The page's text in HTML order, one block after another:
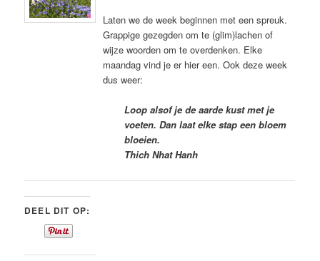
Laten we de week beginnen met een spreuk.
Grappige gezegden om te (glim)lachen of
wijze woorden om te overdenken. Elke
maandag vind je er hier een. Ook deze week
dus weer:
Loop alsof je de aarde kust met je
voeten. Dan laat elke stap een bloem
bloeien.
Thich Nhat Hanh
DEEL DIT OP: